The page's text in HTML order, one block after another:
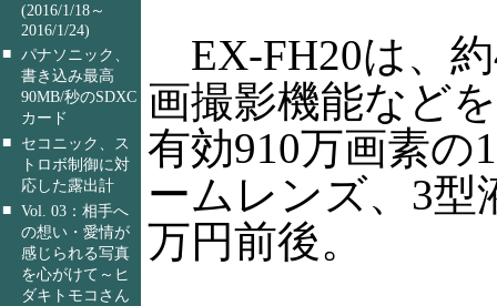
(2016/1/18～
2016/1/24)
■ パナソニック、
書き込み最高
90MB/秒のSDXC
カード
■
セコニック、ス
トロボ制御に対
応した露出計
■ Vol. 03：相手へ
の想い・愛情が
感じられる写真
を心がけて～ヒ
ダキトモコさん
EX-FH20は、約
画撮影機能など
有効910万画素の
ームレンズ、3型
万円前後。